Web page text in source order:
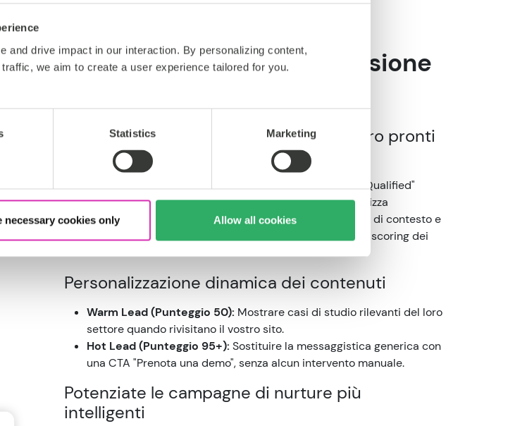
and drive impact in our interaction. By personalizing content,
we aim to create a user experience tailored for you.
Statistics Marketing
necessary cookies only Allow all cookies
Dalla partitura alla conversione
Attivare automaticamente flussi di lavoro pronti
per la vendita
Definite le soglie che qualificano un lead come "Marketing Qualified"
(MQL). Una volta raggiunto tale punteggio, CoreMedia indirizza
istantaneamente il lead al rappresentante giusto, completo di contesto e
stato di priorità, assicurando un follow-up più rapido per lo scoring dei
lead che contano.
Personalizzazione dinamica dei contenuti
Warm Lead (Punteggio 50): Mostrare casi di studio rilevanti del loro
settore quando rivisitano il vostro sito.
Hot Lead (Punteggio 95+): Sostituire la messaggistica generica con
una CTA "Prenota una demo", senza alcun intervento manuale.
Potenziate le campagne di nurture più
intelligenti